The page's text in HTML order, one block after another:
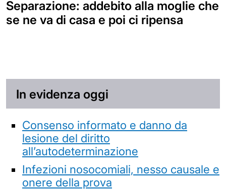
Separazione: addebito alla moglie che
se ne va di casa e poi ci ripensa
In evidenza oggi
Consenso informato e danno da
lesione del diritto
all’autodeterminazione
Infezioni nosocomiali, nesso causale e
onere della prova